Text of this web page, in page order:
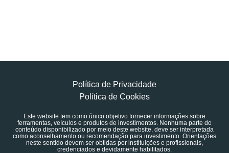
Política de Privacidade
Política de Cookies
Este website tem como único objetivo fornecer informações sobre
ferramentas, veículos e produtos de investimentos. Nenhuma parte do
conteúdo disponibilizado por meio deste website, deve ser interpretada
como aconselhamento ou recomendação para investimento. Orientações
neste sentido devem ser obtidas por instituições e profissionais,
credenciados e devidamente habilitados.